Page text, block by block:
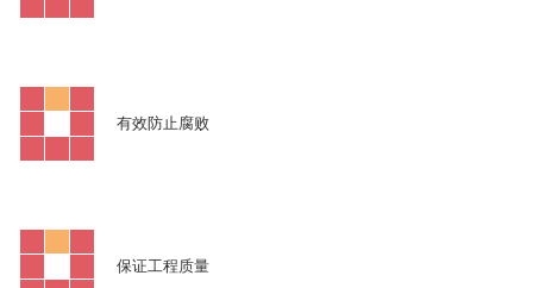
有效防止腐败
保证工程质量